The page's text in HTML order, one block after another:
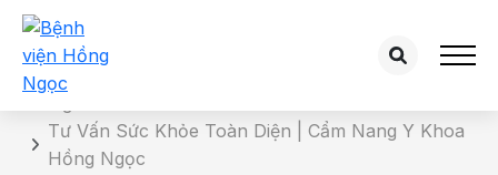
Chi tiết bài tư vấn
Tư Vấn Sức Khỏe Toàn Diện | Cẩm Nang Y Khoa
Hồng Ngọc